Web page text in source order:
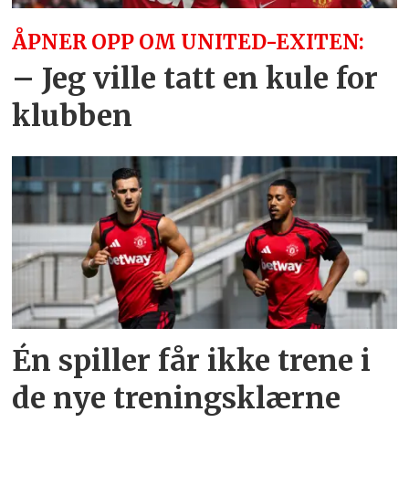
ÅPNER OPP OM UNITED-EXITEN:
– Jeg ville tatt en kule for
klubben
Én spiller får ikke trene i
de nye treningsklærne